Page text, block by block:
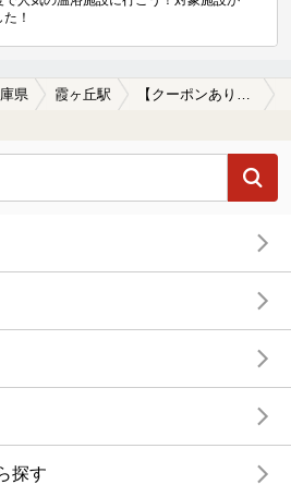
！
県 霞ヶ丘駅 【クーポンあり】霞ヶ丘駅近くの温泉宿・温泉旅館・ホテルおすすめ(2026年版)
探す